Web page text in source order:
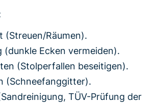
(Streuen/Räumen).
(dunkle Ecken vermeiden).
(Stolperfallen beseitigen).
(Schneefanggitter).
TÜV-Prüfung der